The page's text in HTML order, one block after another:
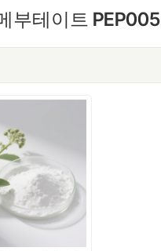
부테이트 PEP005